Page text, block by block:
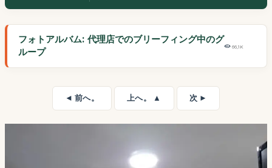
フォトアルバム: 代理店でのブリーフィング中のグ
ループ
66,1K
◄ 前へ。 上へ。 ▲ 次 ►